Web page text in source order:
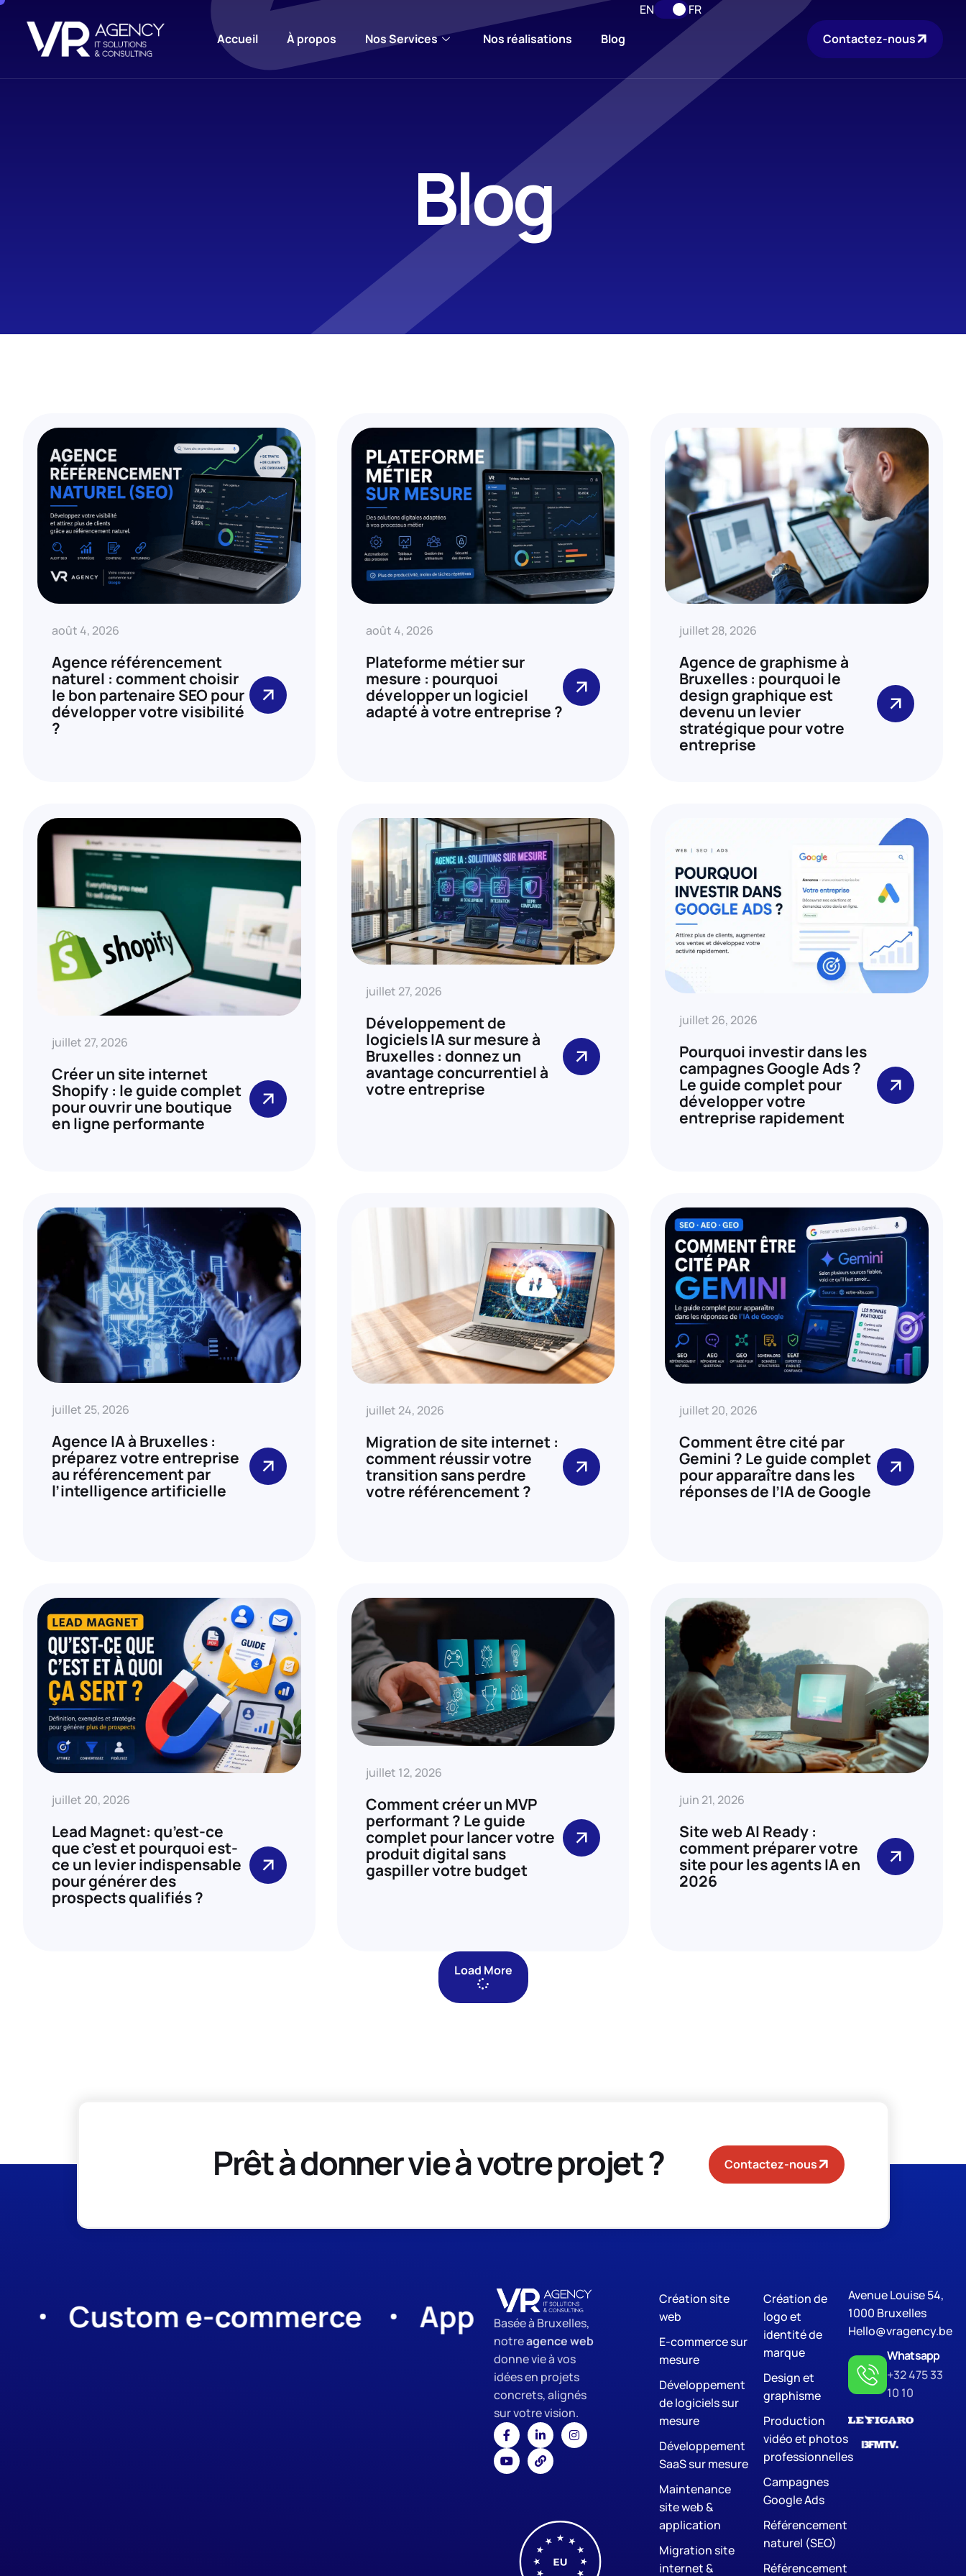
Accueil À propos Nos Services Nos réalisations Blog
EN
FR
Contactez-nous
Blog
août 4, 2026
Agence référencement
naturel : comment choisir
le bon partenaire SEO pour
développer votre visibilité
?
août 4, 2026
Plateforme métier sur
mesure : pourquoi
développer un logiciel
adapté à votre entreprise ?
juillet 28, 2026
Agence de graphisme à
Bruxelles : pourquoi le
design graphique est
devenu un levier
stratégique pour votre
entreprise
juillet 27, 2026
Créer un site internet
Shopify : le guide complet
pour ouvrir une boutique
en ligne performante
juillet 27, 2026
Développement de
logiciels IA sur mesure à
Bruxelles : donnez un
avantage concurrentiel à
votre entreprise
juillet 26, 2026
Pourquoi investir dans les
campagnes Google Ads ?
Le guide complet pour
développer votre
entreprise rapidement
juillet 25, 2026
Agence IA à Bruxelles :
préparez votre entreprise
au référencement par
l’intelligence artificielle
juillet 24, 2026
Migration de site internet :
comment réussir votre
transition sans perdre
votre référencement ?
juillet 20, 2026
Comment être cité par
Gemini ? Le guide complet
pour apparaître dans les
réponses de l’IA de Google
juillet 20, 2026
Lead Magnet: qu’est-ce
que c’est et pourquoi est-
ce un levier indispensable
pour générer des
prospects qualifiés ?
juillet 12, 2026
Comment créer un MVP
performant ? Le guide
complet pour lancer votre
produit digital sans
gaspiller votre budget
juin 21, 2026
Site web AI Ready :
comment préparer votre
site pour les agents IA en
2026
Load More
Prêt à donner vie à votre projet ? Contactez-nous
e-commerce App Development Digital Marketing
Basée à Bruxelles,
notreagence web
donne vie à vos
idées en projets
concrets, alignés
sur votre vision.
Création site
web
E-commerce sur
mesure
Développement
de logiciels sur
mesure
Développement
SaaS sur mesure
Maintenance
site web &
application
Migration site
internet &
Création de
logo et
identité de
marque
Design et
graphisme
Production
vidéo et photos
professionnelles
Campagnes
Google Ads
Référencement
naturel (SEO)
Référencement
Avenue Louise 54,
1000 Bruxelles
Hello@vragency.be
Whatsapp
+32 475 33
10 10